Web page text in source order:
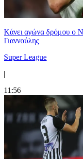
Kάνει αγώνα δρόμου ο
Γιαννούλης
Super League
|
11:56